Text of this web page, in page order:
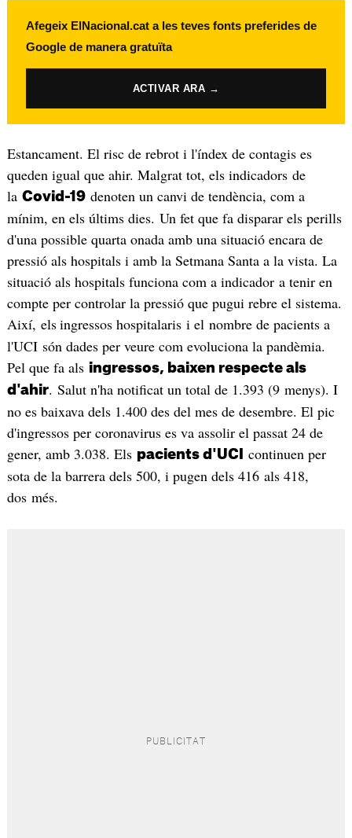
Afegeix ElNacional.cat a les teves fonts preferides de
Google de manera gratuïta
ACTIVAR ARA →
Estancament. El risc de rebrot i l'índex de contagis es
queden igual que ahir. Malgrat tot, els indicadors de
la Covid-19denoten un canvi de tendència, com a
mínim, en els últims dies. Un fet que fa disparar els perills
d'una possible quarta onada amb una situació encara de
pressió als hospitals i amb la Setmana Santa a la vista. La
situació als hospitals funciona com a indicador a tenir en
compte per controlar la pressió que pugui rebre el sistema.
Així, elsingressos hospitalaris i el nombre de pacients a
l'UCI són dades per veure com evoluciona la pandèmia.
Pel que fa als ingressos, baixen respecte als
d'ahir. Salut n'ha notificat un total de 1.393 (9 menys). I
no es baixava dels 1.400 des del mes de desembre. El pic
d'ingressos per coronavirus es va assolir el passat 24 de
gener, amb 3.038. Els pacients d'UCI
continuen per
sota de la barrera dels 500, i pugen dels 416 als 418,
dos més.